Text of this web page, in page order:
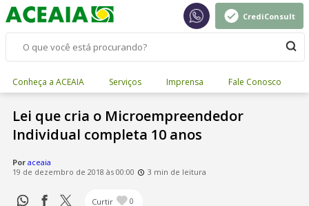
CrediConsult
Conheça a ACEAIA Serviços Imprensa Fale Conosco
Lei que cria o Microempreendedor
Individual completa 10 anos
Por aceaia
19 de dezembro de 2018 às 00:00
3 min de leitura
Curtir 0